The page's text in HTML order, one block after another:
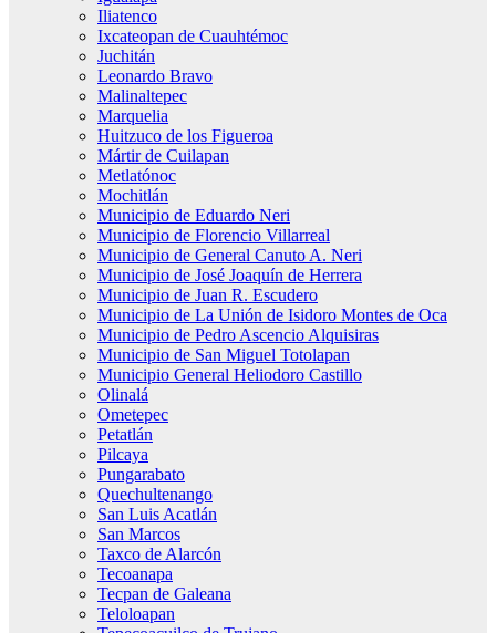
Iliatenco
Ixcateopan de Cuauhtémoc
Juchitán
Leonardo Bravo
Malinaltepec
Marquelia
Huitzuco de los Figueroa
Mártir de Cuilapan
Metlatónoc
Mochitlán
Municipio de Eduardo Neri
Municipio de Florencio Villarreal
Municipio de General Canuto A. Neri
Municipio de José Joaquín de Herrera
Municipio de Juan R. Escudero
Municipio de La Unión de Isidoro Montes de Oca
Municipio de Pedro Ascencio Alquisiras
Municipio de San Miguel Totolapan
Municipio General Heliodoro Castillo
Olinalá
Ometepec
Petatlán
Pilcaya
Pungarabato
Quechultenango
San Luis Acatlán
San Marcos
Taxco de Alarcón
Tecoanapa
Tecpan de Galeana
Teloloapan